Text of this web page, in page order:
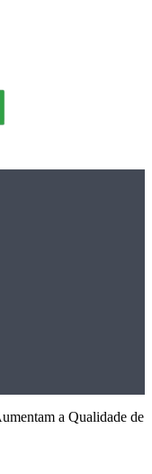
a Qualidade de